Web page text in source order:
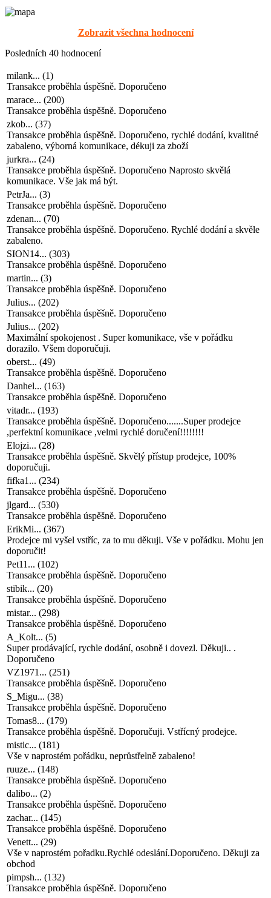
Posledních 40 hodnocení
milank...(1)
marace... (200
Transakce proběhla úspěšně. Doporučeno
zkob...(37)
Transakce proběhla úspěšně. Doporučeno, rychlé dodání, kvalitné
zabaleno, výborná komunikace, dékuji za zboží
jurkra...(24)
Transakce proběhla úspěšně. Doporučeno Naprosto skvělá
komunikace. Vše jak má být.
PetrJa...(3 )
Transakce proběhla úspěšně. Doporučeno
zdenan...(70
Transakce proběhla úspěšně. Doporučeno. Rychlé dodání a skvěle
zabaleno.
SION14... (303)
Transakce proběhla úspěšně. Doporučeno
martin...(3 )
Transakce proběhla úspěšně. Doporučeno
Julius...(202
Transakce proběhla úspěšně. Doporučeno
Julius... (202)
Maximální spokojenost . Super komunikace, vše v pořádku
dorazilo. Všem doporučuji.
oberst...(49)
Transakce proběhla úspěšně. Doporučeno
Danhel...(163
Transakce proběhla úspěšně. Doporučeno
vitadr...(193)
Transakce proběhla úspěšně. Doporučeno.......Super prodejce
,perfektní komunikace ,velmi rychlé doručení!!!!!!!!
Elojzi...(28)
Transakce proběhla úspěšně. Skvělý přístup prodejce, 100%
doporučuji.
fifka1...(234)
Transakce proběhla úspěšně. Doporučeno
jlgard... (530)
Transakce proběhla úspěšně. Doporučeno
ErikMi...(367
Prodejce mi vyšel vstříc, za to mu děkuji. Vše v pořádku. Mohu jen
doporučit!
Pet11...( 102)
Transakce proběhla úspěšně. Doporučeno
stibik... (20)
Transakce proběhla úspěšně. Doporučeno
mistar... (298
Transakce proběhla úspěšně. Doporučeno
A_Kolt...(5)
Super prodávající, rychle dodání, osobně i dovezl. Děkuji.. .
Doporučeno
VZ1971...(251)
Transakce proběhla úspěšně. Doporučeno
S_Migu...(38)
Transakce proběhla úspěšně. Doporučeno
Tomas8... (179
Transakce proběhla úspěšně. Doporučuji. Vstřícný prodejce.
mistic...(181)
Vše v naprostém pořádku, neprůstřelně zabaleno!
ruuze...(148)
Transakce proběhla úspěšně. Doporučeno
dalibo... (2)
Transakce proběhla úspěšně. Doporučeno
zachar... (145
Transakce proběhla úspěšně. Doporučeno
Venett... (29)
Vše v naprostém pořadku.Rychlé odeslání.Doporučeno. Děkuji za
obchod
pimpsh...(132)
Transakce proběhla úspěšně. Doporučeno
sneciu...( 25)
Transakce proběhla úspěšně. Doporučeno